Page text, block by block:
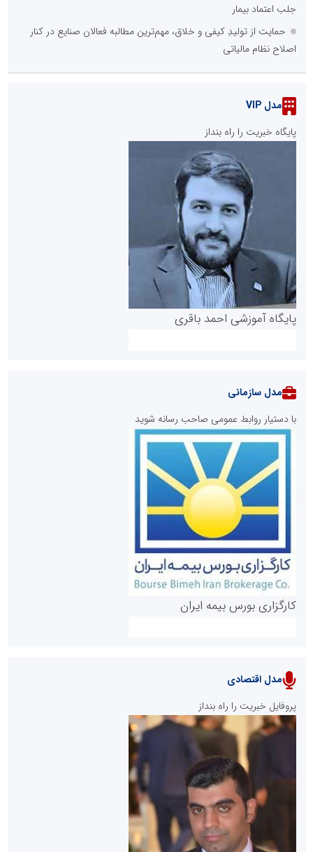
جلب اعتماد بیمار
حمایت از تولیدِ کیفی و خلاق، مهم‌ترین مطالبه فعالان صنایع در کنار
اصلاح نظام مالیاتی
مدل VIP
پایگاه خبریت را راه بنداز
پایگاه آموزشی احمد باقری
روابط عمومی خبرگزاری گزارش خبر
پایگاه خبری نهضت ملی مسکن
مدل سازمانی
با دستیار روابط عمومی صاحب رسانه شوید
کارگزاری بورس بیمه ایران
سازمان بورس و اوراق بهادار
مرجع اخبار موثق در بازارسرمایه
مدل اقتصادی
پروفایل خبریت را راه بنداز